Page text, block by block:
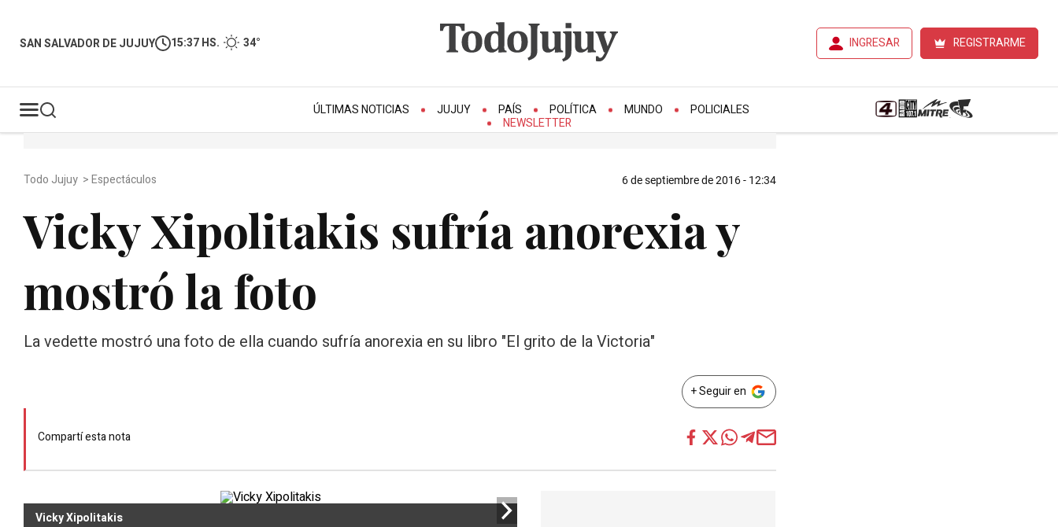
SAN SALVADOR DE JUJUY 15:37 HS. 34° INGRESAR REGISTRARME
ÚLTIMAS NOTICIAS JUJUY PAÍS POLÍTICA MUNDO
POLICIALES
NEWSLETTER
Todo Jujuy >Espectáculos 6 de septiembre de 2016 - 12:34
Vicky Xipolitakis sufría anorexia y
mostró la foto
La vedette mostró una foto de ella cuando sufría anorexia en su libro "El grito de la Victoria"
+ Seguir en
Compartí esta nota
Vicky Xipolitakis